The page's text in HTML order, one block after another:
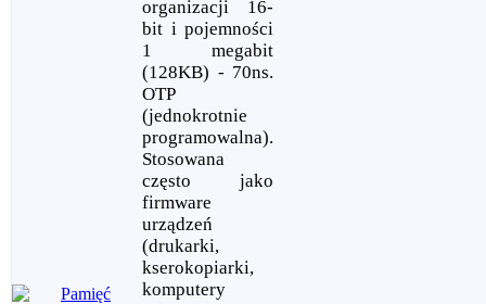
organizacji 16-
bit i pojemności
1 megabit
(128KB) - 70ns.
OTP
(jednokrotnie
programowalna).
Stosowana
często jako
firmware
urządzeń
(drukarki,
kserokopiarki,
komputery